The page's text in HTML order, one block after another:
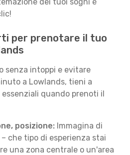
per prenotare il tuo
senza intoppi e evitare
a Lowlands, tieni a
quando prenoti il
posizione: Immagina di
che tipo di esperienza stai
una zona centrale o un'area